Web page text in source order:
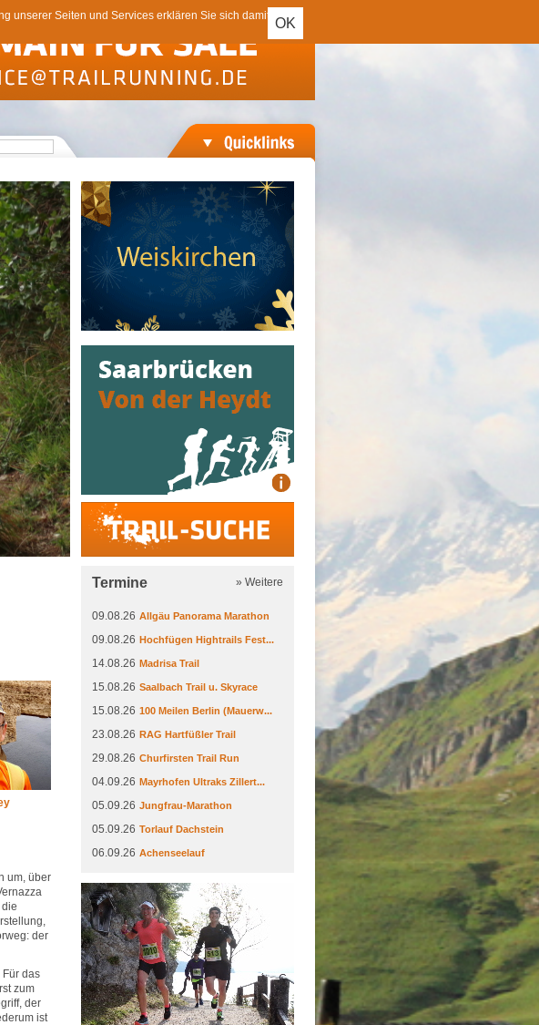
OK
unserer Seiten und Services erklären Sie sich damit
um, über
der
das
zum
der
ist
Termine » Weitere
09.08.26 Allgäu Panorama Marathon
09.08.26 Hochfügen Hightrails Fest...
14.08.26 Madrisa Trail
15.08.26 Saalbach Trail u. Skyrace
15.08.26 100 Meilen Berlin (Mauerw...
23.08.26 RAG Hartfüßler Trail
29.08.26 Churfirsten Trail Run
04.09.26 Mayrhofen Ultraks Zillert...
05.09.26 Jungfrau-Marathon
05.09.26 Torlauf Dachstein
06.09.26 Achenseelauf